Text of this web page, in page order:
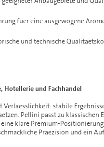
fuer eine ausgewogene
und technische
Hotellerie und Fachhandel
Verlaesslichkeit: stabile
Pellini passt zu
klare Premium-
Praezision und ein